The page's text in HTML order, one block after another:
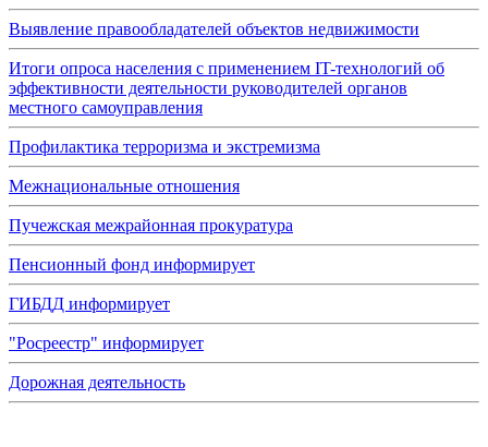
Выявление правообладателей объектов недвижимости
Итоги опроса населения с применением IT-технологий об
эффективности деятельности руководителей органов
местного самоуправления
Профилактика терроризма и экстремизма
Межнациональные отношения
Пучежская межрайонная прокуратура
Пенсионный фонд информирует
ГИБДД информирует
"Росреестр" информирует
Дорожная деятельность